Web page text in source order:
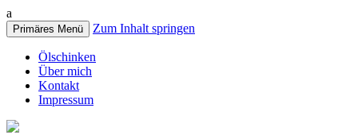
a
Primäres Menü Zum Inhalt springen
Ölschinken
Über mich
Kontakt
Impressum